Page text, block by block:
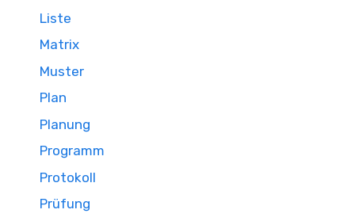
Liste
Matrix
Muster
Plan
Planung
Programm
Protokoll
Prüfung